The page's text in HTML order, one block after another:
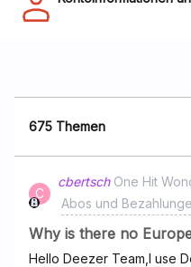
675 Themen
C
cbertsch One Hit
Abos und
Why is there no
Hello Deezer Team,I use